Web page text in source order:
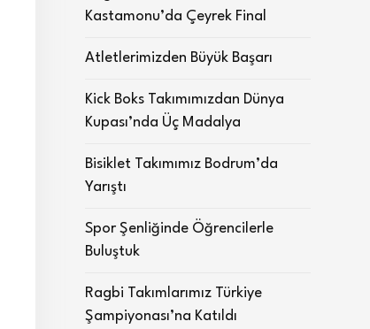
Kastamonu’da Çeyrek Final
Atletlerimizden Büyük Başarı
Kick Boks Takımımızdan Dünya
Kupası’nda Üç Madalya
Bisiklet Takımımız Bodrum’da
Yarıştı
Spor Şenliğinde Öğrencilerle
Buluştuk
Ragbi Takımlarımız Türkiye
Şampiyonası’na Katıldı